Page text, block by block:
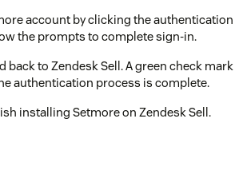
account by clicking the authentication
the prompts to complete sign-in.
back to Zendesk Sell. A green check mark
authentication process is complete.
installing Setmore on Zendesk Sell.